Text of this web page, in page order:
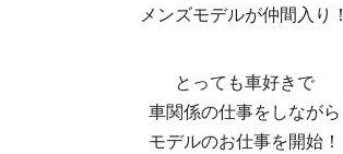
メンズモデルが仲間入り！
とっても車好きで
車関係の仕事をしながら
モデルのお仕事を開始！